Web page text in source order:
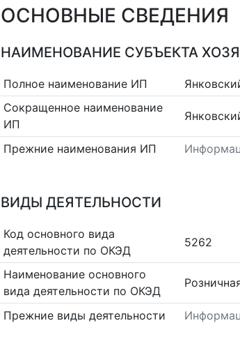
ОСНОВНЫЕ СВЕДЕНИЯ
НАИМЕНОВАНИЕ СУБЪЕКТА
Полное наименование ИП
Сокращенное наименование
ИП
Прежние наименования ИП
ВИДЫ ДЕЯТЕЛЬНОСТИ
Код основного вида
деятельности по ОКЭД
5262
Наименование основного
вида деятельности по ОКЭД
Прежние виды деятельности